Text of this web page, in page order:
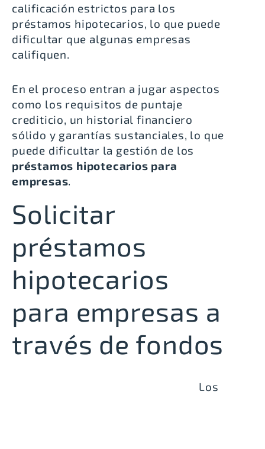
calificación estrictos para los
préstamos hipotecarios, lo que puede
dificultar que algunas empresas
califiquen.
En el proceso entran a jugar aspectos
como los requisitos de puntaje
crediticio, un historial financiero
sólido y garantías sustanciales, lo que
puede dificultar la gestión de los
préstamos hipotecarios para
empresas.
Solicitar
préstamos
hipotecarios
para empresas a
través de fondos
Los